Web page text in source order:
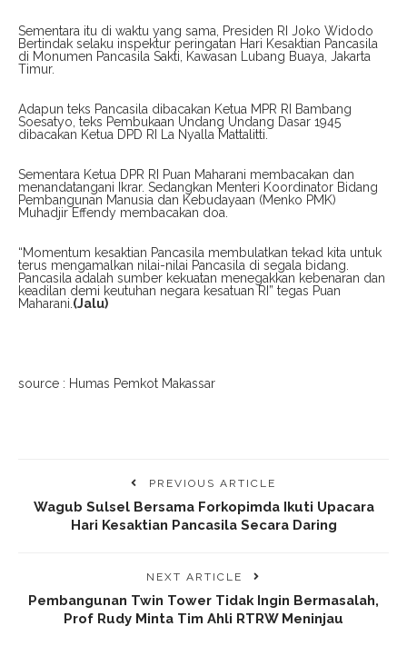
Sementara itu di waktu yang sama, Presiden RI Joko Widodo
Bertindak selaku inspektur peringatan Hari Kesaktian Pancasila
di Monumen Pancasila Sakti, Kawasan Lubang Buaya, Jakarta
Timur.
Adapun teks Pancasila dibacakan Ketua MPR RI Bambang
Soesatyo, teks Pembukaan Undang Undang Dasar 1945
dibacakan Ketua DPD RI La Nyalla Mattalitti.
Sementara Ketua DPR RI Puan Maharani membacakan dan
menandatangani Ikrar. Sedangkan Menteri Koordinator Bidang
Pembangunan Manusia dan Kebudayaan (Menko PMK)
Muhadjir Effendy membacakan doa.
“Momentum kesaktian Pancasila membulatkan tekad kita untuk
terus mengamalkan nilai-nilai Pancasila di segala bidang.
Pancasila adalah sumber kekuatan menegakkan kebenaran dan
keadilan demi keutuhan negara kesatuan RI” tegas Puan
Maharani.(Jalu)
source : Humas Pemkot Makassar
PREVIOUS ARTICLE
Wagub Sulsel Bersama Forkopimda Ikuti Upacara
Hari Kesaktian Pancasila Secara Daring
NEXT ARTICLE
Pembangunan Twin Tower Tidak Ingin Bermasalah,
Prof Rudy Minta Tim Ahli RTRW Meninjau